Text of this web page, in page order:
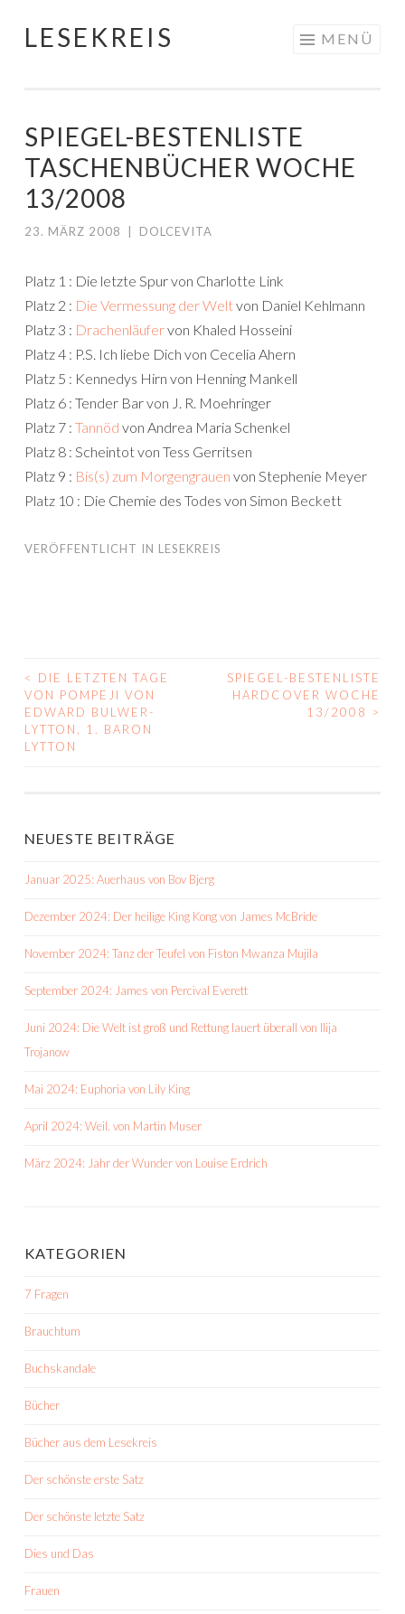
Springe
LESEKREIS MENÜ
SPIEGEL-BESTENLISTE
TASCHENBÜCHER WOCHE
13/2008
23. MÄRZ 2008 DOLCEVITA
Platz 1 : Die letzte Spur von Charlotte Link
Platz 2 : Die Vermessung der Weltvon Daniel Kehlmann
Platz 3 : Drachenläufervon Khaled Hosseini
Platz 4 : P.S. Ich liebe Dich von Cecelia Ahern
Platz 5 : Kennedys Hirn von Henning Mankell
Platz 6 : Tender Bar von J. R. Moehringer
Platz 7 : Tannöd von Andrea Maria Schenkel
Platz 8 : Scheintot von Tess Gerritsen
Platz 9 : Bis(s) zum Morgengrauen von Stephenie Meyer
Platz 10 : Die Chemie des Todes von Simon Beckett
VERÖFFENTLICHT IN LESEKREIS
BEITRAGS-
NAVIGATION
<
DIE LETZTEN TAGE
VON POMPEJI VON
EDWARD BULWER-
LYTTON, 1. BARON
LYTTON
SPIEGEL-BESTENLISTE
HARDCOVER WOCHE
13/2008
>
NEUESTE BEITRÄGE
Januar 2025: Auerhaus von Bov Bjerg
Dezember 2024: Der heilige King Kong von James McBride
November 2024: Tanz der Teufel von Fiston Mwanza Mujila
September 2024: James von Percival Everett
Juni 2024: Die Welt ist groß und Rettung lauert überall von Ilija
Trojanow
Mai 2024: Euphoria von Lily King
April 2024: Weil. von Martin Muser
März 2024: Jahr der Wunder von Louise Erdrich
KATEGORIEN
7 Fragen
Brauchtum
Buchskandale
Bücher
Bücher aus dem Lesekreis
Der schönste erste Satz
Der schönste letzte Satz
Dies und Das
Frauen